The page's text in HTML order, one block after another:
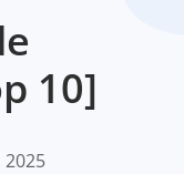
10]
2025